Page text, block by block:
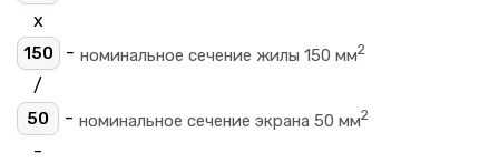
х
150 - номинальное сечение жилы 150 мм2
/
50 - номинальное сечение экрана 50 мм2
-